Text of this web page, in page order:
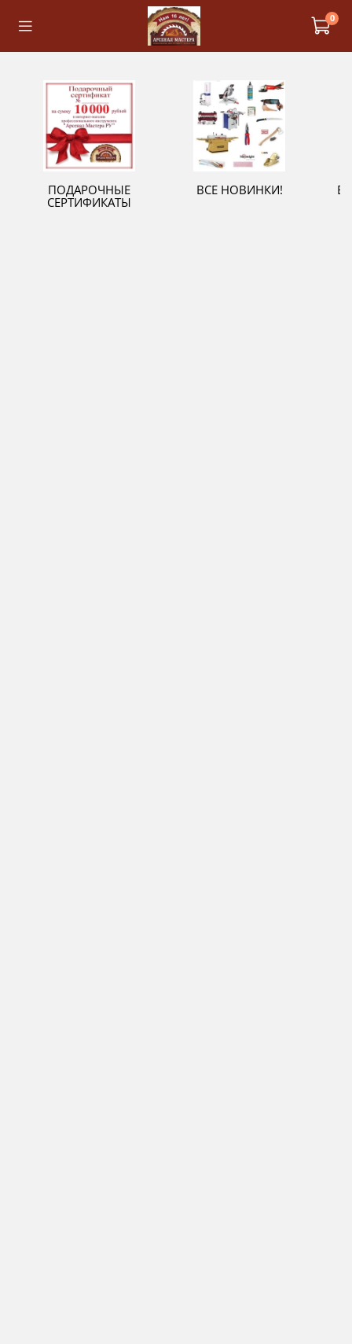
0
ПОДАРОЧНЫЕ
СЕРТИФИКАТЫ
ВСЕ НОВИНКИ!